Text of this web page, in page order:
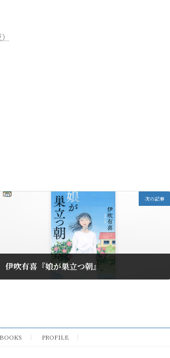
次の記事
伊吹有喜『娘が巣立つ朝』
BOOKS PROFILE